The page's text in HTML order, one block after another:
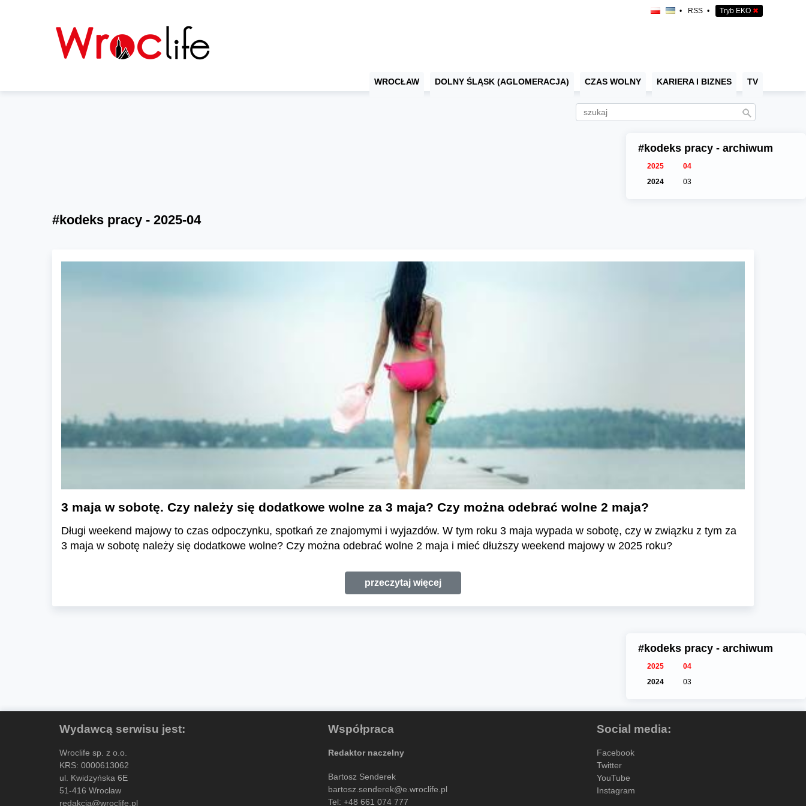
• RSS • Tryb EKO ✖
WROCŁAW DOLNY ŚLĄSK (AGLOMERACJA) CZAS WOLNY KARIERA I BIZNES TV
#kodeks pracy - archiwum
2025
04
2024
03
#kodeks pracy - 2025-04
3 maja w sobotę. Czy należy się dodatkowe wolne za 3 maja? Czy można odebrać wolne 2 maja?
Długi weekend majowy to czas odpoczynku, spotkań ze znajomymi i wyjazdów. W tym roku 3 maja wypada w sobotę, czy w związku z tym za
3 maja w sobotę należy się dodatkowe wolne? Czy można odebrać wolne 2 maja i mieć dłuższy weekend majowy w 2025 roku?
przeczytaj więcej
#kodeks pracy - archiwum
2025
04
2024
03
Wydawcą serwisu jest:
Wroclife sp. z o.o.
KRS: 0000613062
ul. Kwidzyńska 6E
51-416 Wrocław
redakcja@wroclife.pl
Współpraca
Redaktor naczelny
Bartosz Senderek
bartosz.senderek@e.wroclife.pl
Tel: +48 661 074 777
Social media:
Facebook
Twitter
YouTube
Instagram